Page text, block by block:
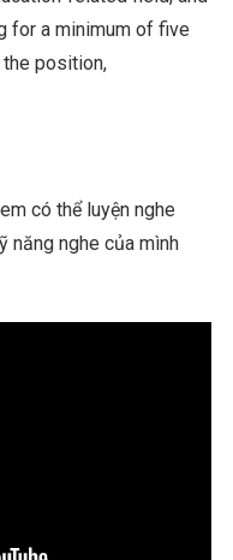
for a minimum of five
position,
có thể luyện nghe
năng nghe của mình